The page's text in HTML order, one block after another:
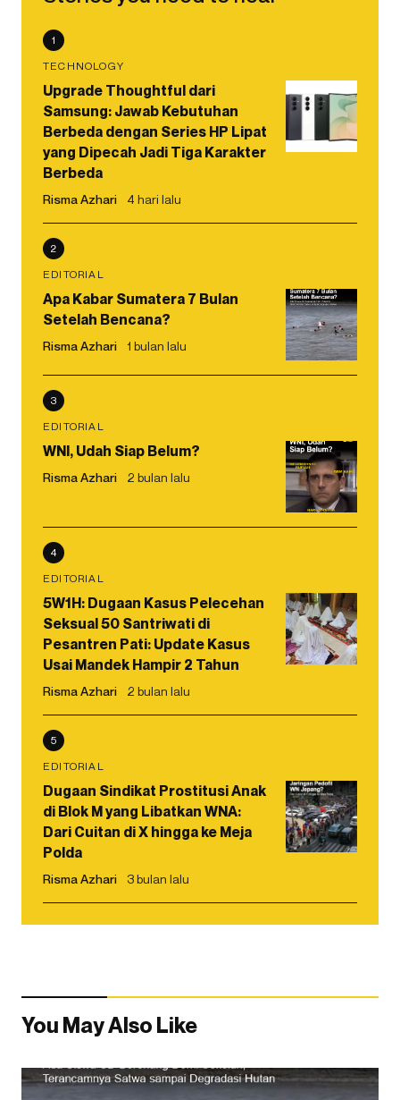
1
TECHNOLOGY
Upgrade Thoughtful dari
Samsung: Jawab Kebutuhan
Berbeda dengan Series HP Lipat
yang Dipecah Jadi Tiga Karakter
Berbeda
Risma Azhari 4 hari lalu
2
EDITORIAL
Apa Kabar Sumatera 7 Bulan
Setelah Bencana?
Risma Azhari 1 bulan lalu
3
EDITORIAL
WNI, Udah Siap Belum?
Risma Azhari 2 bulan lalu
4
EDITORIAL
5W1H: Dugaan Kasus Pelecehan
Seksual 50 Santriwati di
Pesantren Pati: Update Kasus
Usai Mandek Hampir 2 Tahun
Risma Azhari 2 bulan lalu
5
EDITORIAL
Dugaan Sindikat Prostitusi Anak
di Blok M yang Libatkan WNA:
Dari Cuitan di X hingga ke Meja
Polda
Risma Azhari 3 bulan lalu
You May Also Like